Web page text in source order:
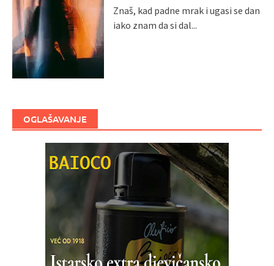
Znaš, kad padne mrak i ugasi se dan
iako znam da si dal...
OGLAŠAVANJE